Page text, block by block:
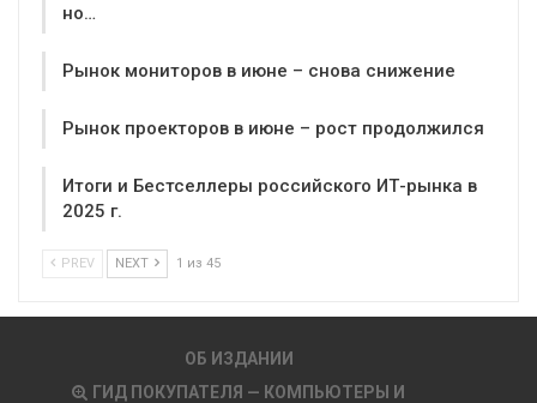
но…
Рынок мониторов в июне – снова снижение
Рынок проекторов в июне – рост продолжился
Итоги и Бестселлеры российского ИТ-рынка в
2025 г.
PREV NEXT 1 из 45
ОБ ИЗДАНИИ
ГИД ПОКУПАТЕЛЯ — КОМПЬЮТЕРЫ И